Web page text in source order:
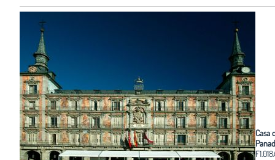
Casa